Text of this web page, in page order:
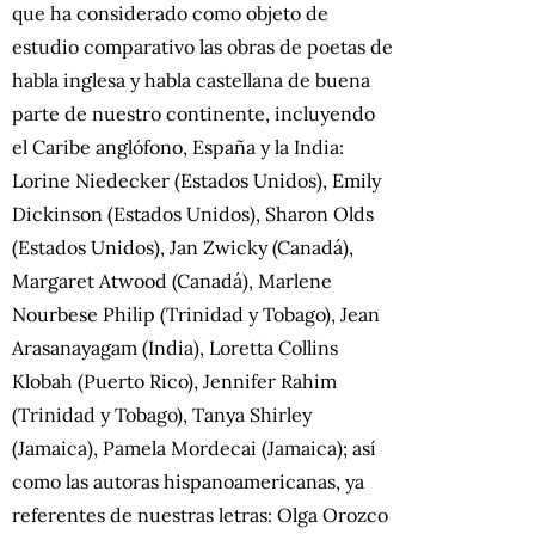
que ha considerado como objeto de
estudio comparativo las obras de poetas de
habla inglesa y habla castellana de buena
parte de nuestro continente, incluyendo
el Caribe anglófono, España y la India:
Lorine Niedecker (Estados Unidos), Emily
Dickinson (Estados Unidos), Sharon Olds
(Estados Unidos), Jan Zwicky (Canadá),
Margaret Atwood (Canadá), Marlene
Nourbese Philip (Trinidad y Tobago), Jean
Arasanayagam (India), Loretta Collins
Klobah (Puerto Rico), Jennifer Rahim
(Trinidad y Tobago), Tanya Shirley
(Jamaica), Pamela Mordecai (Jamaica); así
como las autoras hispanoamericanas, ya
referentes de nuestras letras: Olga Orozco